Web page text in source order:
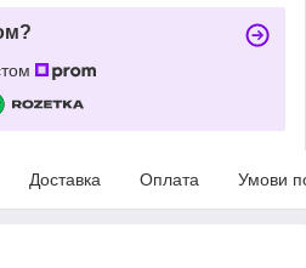
Доставка Оплата Умови